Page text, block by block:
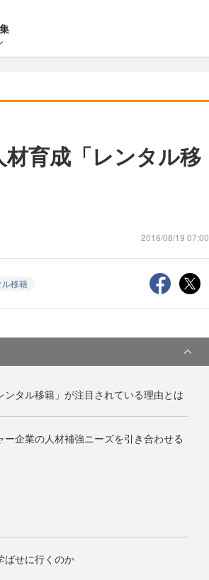
育成「レンタル移
2016/08/19 07:00
ル移籍
タル移籍」が注目されている理由とは
企業の人材補強ニーズを引き合わせる
ばせに行くのか